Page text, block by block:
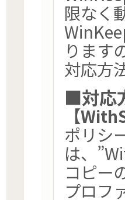
限なく
ります
対応方
■対応
【
ポリシ
は、
コピー
プロフ